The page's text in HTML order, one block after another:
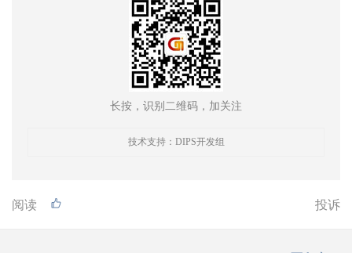
长按，识别二维码，加关注
技术支持：DIPS开发组
阅读 投诉